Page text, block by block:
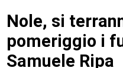
Nole, si
pomeriggio i
Samuele Ripa